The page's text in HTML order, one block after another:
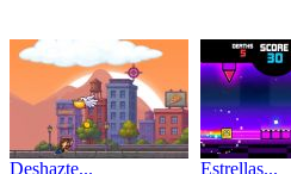
Deshazte... Estrellas...